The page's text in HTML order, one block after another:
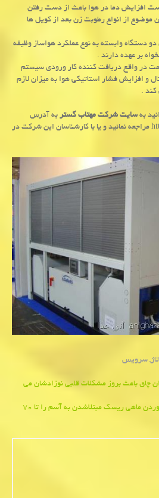
افزایش دما در هوا باعث از دست رفتن
از انواع رطوبت زن بعد از کویل ها
دستگاه وابسته به نوع عملکرد هواساز وظیفه
بر عهده دارند .
در واقع دریافت کننده کار ورودی سیستم
و افزایش فشار استاتیکی هوا به میزان لازم
.
بهسایت شرکت مهتاب گستربه آدرس
https://www.cooling-tower.ir مراجعه نمائید و یا با کارشناسان این شرکت در
,سرویس
چاق باعث بروز مشكلات قلبی نوزادشان می
محققان استرالیایی می گویند؛ خوردن ماهی ریسك مبتلاشدن به آسم را تا ۷۰